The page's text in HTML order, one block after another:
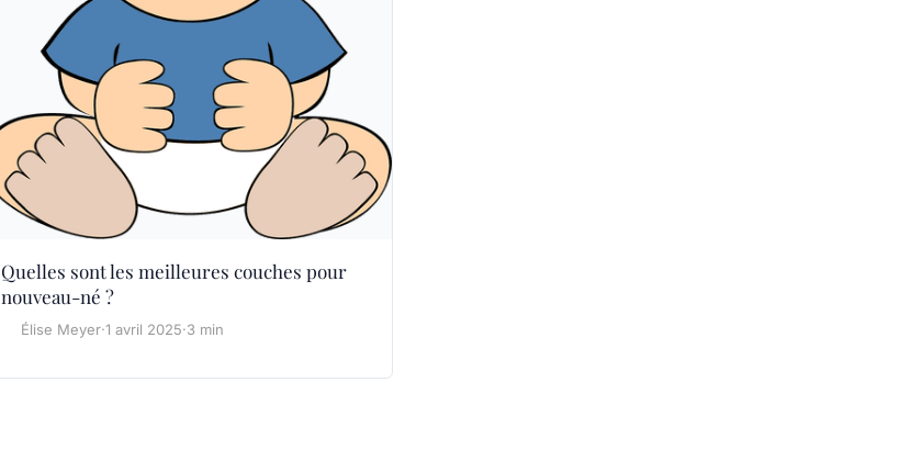
Quelles sont les meilleures couches pour
nouveau-né ?
Élise Meyer·1 avril 2025·3 min